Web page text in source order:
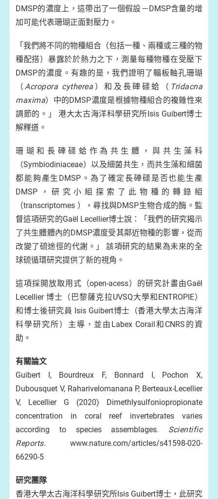
DMSP的濃度上，這帶出了一個假設－DMSP含量的增
加可能代表珊瑚正面對壓力。
「我們將不同的物種組合（包括一種、兩種或三種的物
種配搭）暴露於於熱力之下，測量每種物種在受壓下
DMSP的濃度。有趣的是，我們證明了輻板軸孔珊瑚
（Acropora cytherea ）和及長硨磲蛤（ Tridacna
maxima）中的DMSP濃度是根據物種組合的複雜性來
調節的。」 港大太古海洋科學研究所Isis Guibert博士
解釋道。
珊瑚和長硨磲蛤作為共生體，與共生藻科
（Symbiodiniaceae）以及細菌共生，而共生藻和細菌
都能夠產生DMSP。為了確定長硨磲是否也能生產
DMSP，研究小組探索了此物種的轉錄組
（transcriptomes ），尋找與DMSP生物合成的酶。監
督這項研究的Gaël Lecellier博士說：「我們的研究揭示
了共生體體內的DMSP濃度受其鄰近物種的影響，從而
改變了硫途徑的代謝。」 該項研究的結果為未來的全
球硫循環研究提供了新的視角。
這項採開放取用式（open-acess）的研究計畫由Gaël
Lecellier 博士（巴黎薩克拉UVSQ大學和ENTROPIE）
和博士後研究員 Isis Guibert博士（香港大學太古海洋
科學研究所）主導，並由Labex Corail和CNRS的資
助。
有關論文
Guibert I, Bourdreux F, Bonnard I, Pochon X,
Dubousquet V, Raharivelomanana P, Berteaux-Lecellier
V, Lecellier G (2020) Dimethlysulfoniopropionate
concentration in coral reef invertebrates varies
according to species assemblages. Scientific
Reports. www.nature.com/articles/s41598-020-
66290-5
研究團隊
香港大學太古海洋科學研究所Isis Guibert博士，此研究